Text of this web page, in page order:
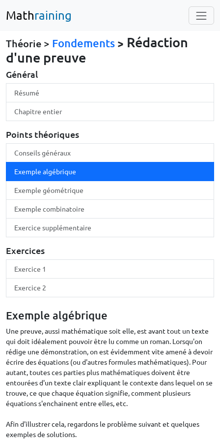
Mathraining
Théorie > Fondements > Rédaction
d'une preuve
Général
Résumé
Chapitre entier
Points théoriques
Conseils généraux
Exemple algébrique
Exemple géométrique
Exemple combinatoire
Exercice supplémentaire
Exercices
Exercice 1
Exercice 2
Exemple algébrique
Une preuve, aussi mathématique soit elle, est avant tout un texte
qui doit idéalement pouvoir être lu comme un roman. Lorsqu'on
rédige une démonstration, on est évidemment vite amené à devoir
écrire des équations (ou d'autres formules mathématiques). Pour
autant, toutes ces parties plus mathématiques doivent être
entourées d'un texte clair expliquant le contexte dans lequel on se
trouve, ce que chaque équation signifie, comment plusieurs
équations s'enchainent entre elles, etc.
Afin d'illustrer cela, regardons le problème suivant et quelques
exemples de solutions.